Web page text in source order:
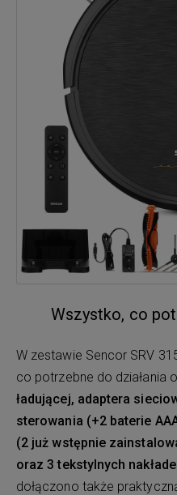
Wszystko, co
W zestawie Sencor SRV
co potrzebne do działania
ładującej, adaptera
sterowania (+2 baterie
(2 już wstępnie
oraz 3 tekstylnych
dołączono także